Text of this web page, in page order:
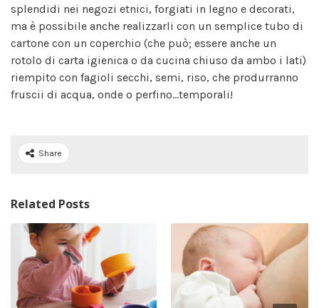
splendidi nei negozi etnici, forgiati in legno e decorati,
ma è possibile anche realizzarli con un semplice tubo di
cartone con un coperchio (che può; essere anche un
rotolo di carta igienica o da cucina chiuso da ambo i lati)
riempito con fagioli secchi, semi, riso, che produrranno
fruscii di acqua, onde o perfino…temporali!
Share
Related Posts